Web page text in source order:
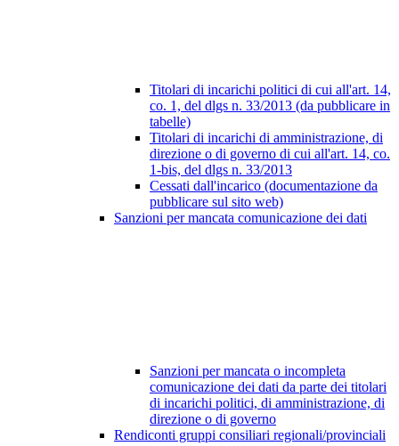
Titolari di incarichi politici di cui all'art. 14,
co. 1, del dlgs n. 33/2013 (da pubblicare in
tabelle)
Titolari di incarichi di amministrazione, di
direzione o di governo di cui all'art. 14, co.
1-bis, del dlgs n. 33/2013
Cessati dall'incarico (documentazione da
pubblicare sul sito web)
Sanzioni per mancata comunicazione dei dati
Sanzioni per mancata o incompleta
comunicazione dei dati da parte dei titolari
di incarichi politici, di amministrazione, di
direzione o di governo
Rendiconti gruppi consiliari regionali/provinciali